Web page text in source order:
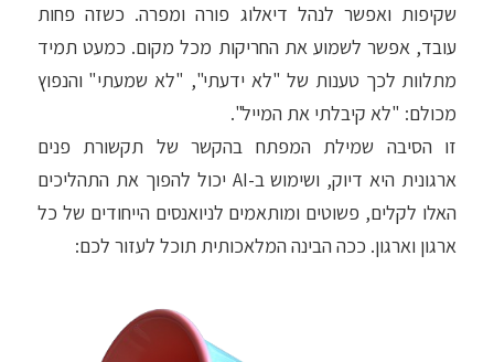
שקיפות ואפשר לנהל דיאלוג פורה ומפרה. כשזה פחות
עובד, אפשר לשמוע את החריקות מכל מקום. כמעט תמיד
מתלוות לכך טענות של "לא ידעתי", "לא שמעתי" והנפוץ
מכולם: "לא קיבלתי את המייל".
זו הסיבה שמילת המפתח בהקשר של תקשורת פנים
ארגונית היא דיוק, ושימוש ב-AI יכול להפוך את התהליכים
האלו לקלים, פשוטים ומותאמים לניואנסים הייחודים של כל
ארגון וארגון. ככה הבינה המלאכותית תוכל לעזור לכם: